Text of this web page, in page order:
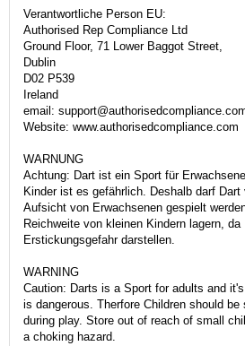
Verantwortliche Person EU:
Authorised Rep Compliance Ltd
Ground Floor, 71 Lower Baggot Street,
Dublin
D02 P539
Ireland
email:
Website: www.authorisedcompliance.com
WARNUNG
Achtung: Dart ist ein Sport für
Kinder ist es gefährlich. Deshalb darf Dart
Aufsicht von Erwachsenen gespielt
Reichweite von kleinen Kindern lagern, da
Erstickungsgefahr darstellen.
WARNING
Caution: Darts is a Sport for adults and
is dangerous. Therfore Children should
during play. Store out of reach of small
a choking hazard.